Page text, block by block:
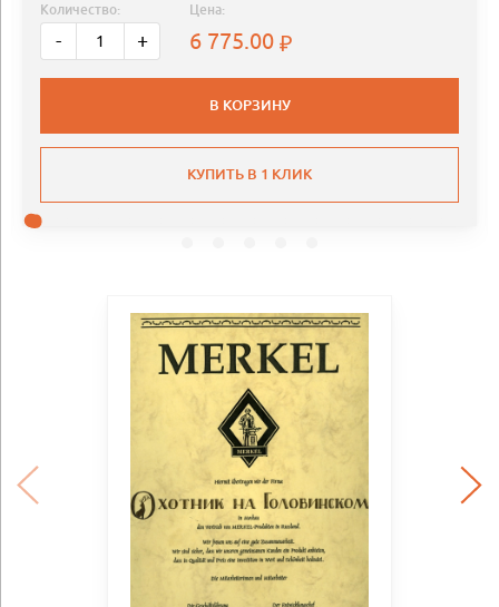
Количество:
- +
Цена:
6 775.00
В КОРЗИНУ
КУПИТЬ В 1 КЛИК